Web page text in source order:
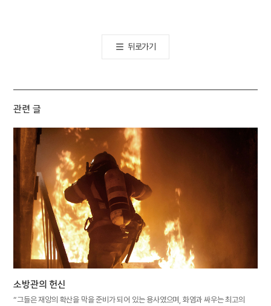
뒤로가기
관련 글
소방관의 헌신
“그들은 재앙의 확산을 막을 준비가 되어 있는 용사였으며, 화염과 싸우는 최고의